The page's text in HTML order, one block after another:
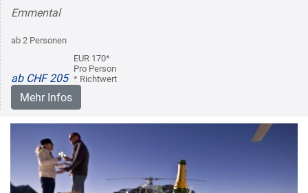
Emmental
ab 2 Personen
ab CHF 205
EUR 170*
Pro Person
* Richtwert
Mehr Infos